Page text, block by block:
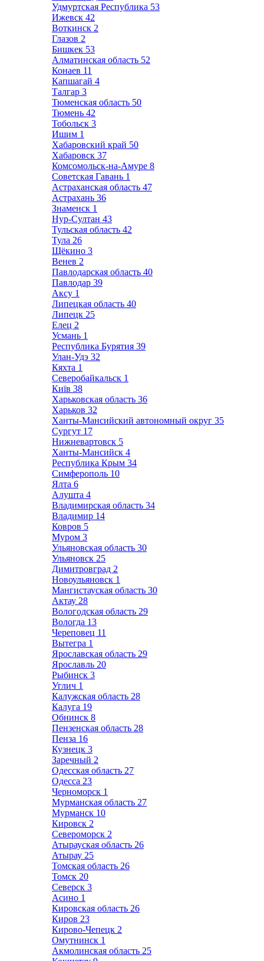
Удмуртская Республика 53
Ижевск 42
Воткинск 2
Глазов 2
Бишкек 53
Алматинская область 52
Конаев 11
Капшагай 4
Талгар 3
Тюменская область 50
Тюмень 42
Тобольск 3
Ишим 1
Хабаровский край 50
Хабаровск 37
Комсомольск-на-Амуре 8
Советская Гавань 1
Астраханская область 47
Астрахань 36
Знаменск 1
Нур-Султан 43
Тульская область 42
Тула 26
Щёкино 3
Венев 2
Павлодарская область 40
Павлодар 39
Аксу 1
Липецкая область 40
Липецк 25
Елец 2
Усмань 1
Республика Бурятия 39
Улан-Удэ 32
Кяхта 1
Северобайкальск 1
Київ 38
Харьковская область 36
Харьков 32
Ханты-Мансийский автономный округ 35
Сургут 17
Нижневартовск 5
Ханты-Мансийск 4
Республика Крым 34
Симферополь 10
Ялта 6
Алушта 4
Владимирская область 34
Владимир 14
Ковров 5
Муром 3
Ульяновская область 30
Ульяновск 25
Димитровград 2
Новоульяновск 1
Мангистауская область 30
Актау 28
Вологодская область 29
Вологда 13
Череповец 11
Вытегра 1
Ярославская область 29
Ярославль 20
Рыбинск 3
Углич 1
Калужская область 28
Калуга 19
Обнинск 8
Пензенская область 28
Пенза 16
Кузнецк 3
Заречный 2
Одесская область 27
Одесса 23
Черноморск 1
Мурманская область 27
Мурманск 10
Кировск 2
Североморск 2
Атырауская область 26
Атырау 25
Томская область 26
Томск 20
Северск 3
Асино 1
Кировская область 26
Киров 23
Кирово-Чепецк 2
Омутнинск 1
Акмолинская область 25